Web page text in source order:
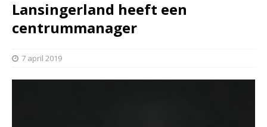
Lansingerland heeft een
centrummanager
7 april 2019